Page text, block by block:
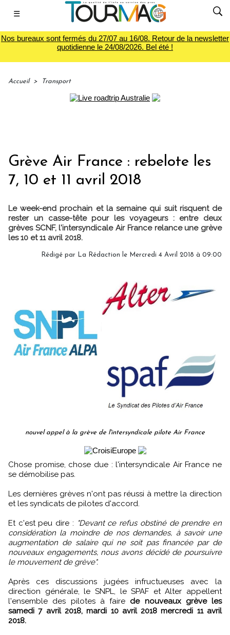
☰
Nos bureaux sont fermés du 27/07 au 16/08. Retour de la newsletter
quotidienne le 24/08/2026. Bel été !
Accueil > Transport
Grève Air France : rebelote les
7, 10 et 11 avril 2018
Le week-end prochain et la semaine qui suit risquent de
rester un casse-tête pour les voyageurs : entre deux
grèves SCNF, l'intersyndicale Air France relance une grève
les 10 et 11 avril 2018.
Rédigé par La Rédaction le Mercredi 4 Avril 2018 à 09:00
nouvel appel à la grève de l'intersyndicale pilote Air France
Chose promise, chose due : l'intersyndicale Air France ne
se démobilise pas.
Les dernières grèves n'ont pas réussi à mettre la direction
et les syndicats de pilotes d'accord.
Et c'est peu dire : "Devant ce refus obstiné de prendre en
considération la moindre de nos demandes, à savoir une
augmentation de salaire qui ne soit pas financée par de
nouveaux engagements, nous avons décidé de poursuivre
le mouvement de grève".
Après ces discussions jugées infructueuses avec la
direction générale, le SNPL, le SPAF et Alter appellent
l'ensemble des pilotes à faire de nouveaux grève les
samedi 7 avril 2018, mardi 10 avril 2018 mercredi 11 avril
2018.